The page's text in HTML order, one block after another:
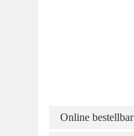
Online bestellbar